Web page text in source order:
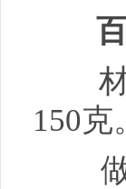
百
材
150克。
做